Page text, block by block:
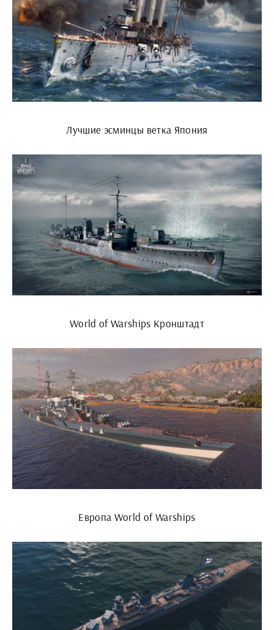
Лучшие эсминцы ветка Япония
World of Warships Кронштадт
Европа World of Warships